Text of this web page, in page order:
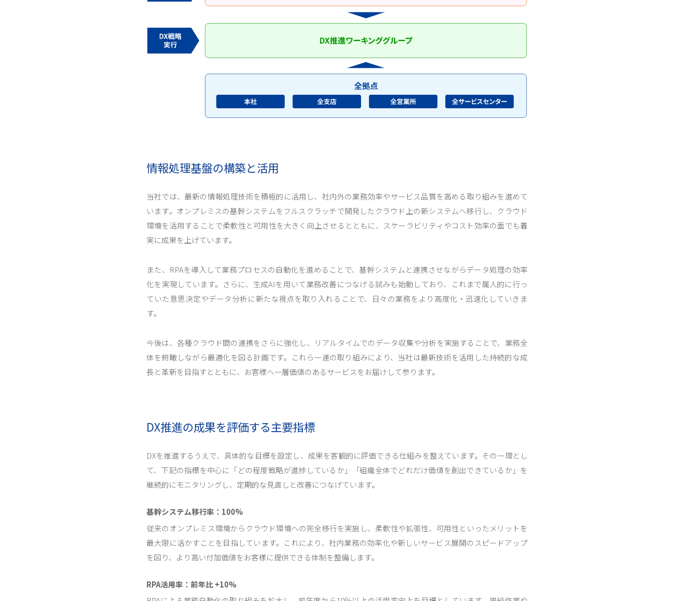
情報処理基盤の構築と活用
当社では、最新の情報処理技術を積極的に活用し、社内外の業務効率やサービス品質を高める取り組みを進めて
います。オンプレミスの基幹システムをフルスクラッチで開発したクラウド上の新システムへ移行し、クラウド
環境を活用することで柔軟性と可用性を大きく向上させるとともに、スケーラビリティやコスト効率の面でも着
実に成果を上げています。
また、RPAを導入して業務プロセスの自動化を進めることで、基幹システムと連携させながらデータ処理の効率
化を実現しています。さらに、生成AIを用いて業務改善につなげる試みも始動しており、これまで属人的に行っ
ていた意思決定やデータ分析に新たな視点を取り入れることで、日々の業務をより高度化・迅速化していきま
す。
今後は、各種クラウド間の連携をさらに強化し、リアルタイムでのデータ収集や分析を実施することで、業務全
体を俯瞰しながら最適化を図る計画です。これら一連の取り組みにより、当社は最新技術を活用した持続的な成
長と革新を目指すとともに、お客様へ一層価値のあるサービスをお届けして参ります。
DX推進の成果を評価する主要指標
DXを推進するうえで、具体的な目標を設定し、成果を客観的に評価できる仕組みを整えています。その一環とし
て、下記の指標を中心に「どの程度戦略が進捗しているか」「組織全体でどれだけ価値を創出できているか」を
継続的にモニタリングし、定期的な見直しと改善につなげています。
基幹システム移行率：100%
従来のオンプレミス環境からクラウド環境への完全移行を実施し、柔軟性や拡張性、可用性といったメリットを
最大限に活かすことを目指しています。これにより、社内業務の効率化や新しいサービス展開のスピードアップ
を図り、より高い付加価値をお客様に提供できる体制を整備します。
RPA活用率：前年比 +10%